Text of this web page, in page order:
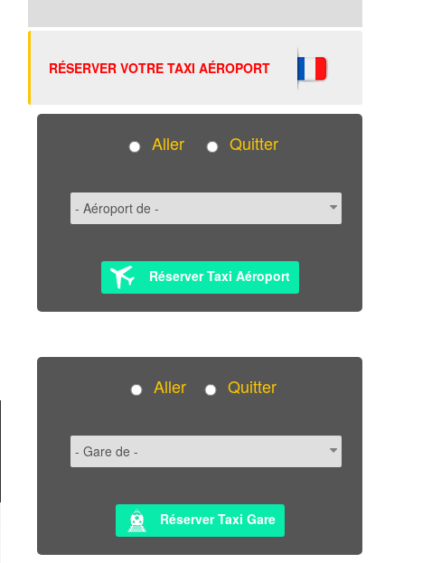
RÉSERVER VOTRE TAXI AÉROPORT
Aller Quitter
Réserver Taxi Aéroport
Aller Quitter
Réserver Taxi Gare